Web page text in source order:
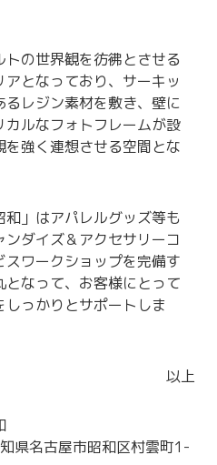
の世界観を彷彿とさせる
となっており、サーキッ
るレジン素材を敷き、壁に
ルなフォトフレームが設
強く連想させる空間とな
和」はアパレルグッズ等も
ダイズ＆アクセサリーコ
ワークショップを完備す
なって、お客様にとって
っかりとサポートしま
以上
県名古屋市昭和区村雲町1-